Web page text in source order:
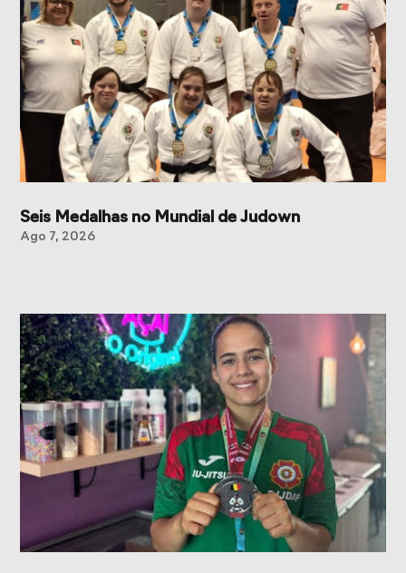
Seis Medalhas no Mundial de Judown
Ago 7, 2026